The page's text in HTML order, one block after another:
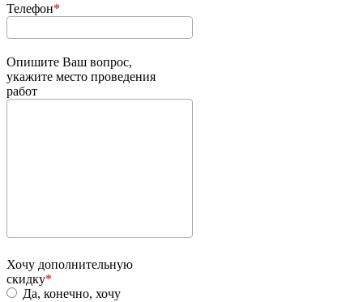
Телефон
Опишите Ваш вопрос,
укажите место проведения
работ
Хочу дополнительную
скидку
Да, конечно, хочу